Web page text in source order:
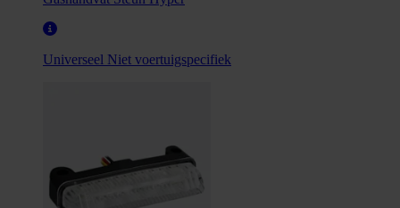
Universeel Niet voertuigspecifiek